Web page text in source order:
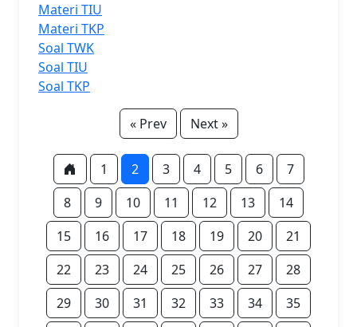
Materi TIU
Materi TKP
Soal TWK
Soal TIU
Soal TKP
« Prev Next »
1 2 3 4 5 6
7
8
9 10 11 12 13
14
15
16 17 18 19 20
21
22
23 24 25 26 27
28
29
30 31 32 33 34
35